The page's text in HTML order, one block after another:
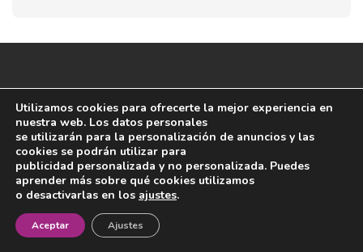
Sobre TecnoVino
Revista digital con información e ideas prácticas para
profesionales de la industria del vino, bodegas,
productos enológicos, catas y maridajes.
¡Newsletter!
Utilizamos cookies para ofrecerte la mejor experiencia en
nuestra web. Los datos personales
se utilizarán para la personalización de anuncios y las
cookies se podrán utilizar para
publicidad personalizada y no personalizada. Puedes
aprender más sobre qué cookies utilizamos
o desactivarlas en los ajustes.
Aceptar Ajustes